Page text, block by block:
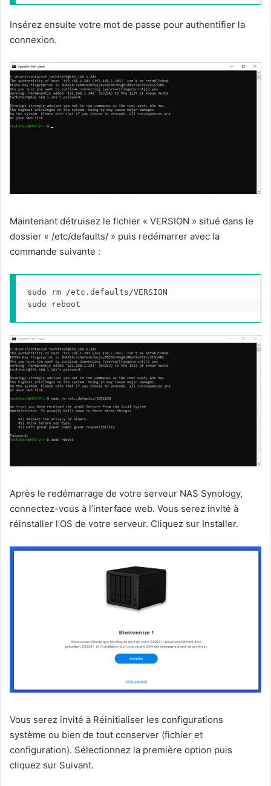
Insérez ensuite votre mot de passe pour authentifier la
connexion.
Maintenant détruisez le fichier « VERSION » situé dans le
dossier « /etc/defaults/ » puis redémarrer avec la
commande suivante :
sudo rm /etc.defaults/VERSION
sudo reboot
Après le redémarrage de votre serveur NAS Synology,
connectez-vous à l’interface web. Vous serez invité à
réinstaller l’OS de votre serveur. Cliquez sur Installer.
Vous serez invité à Réinitialiser les configurations
système ou bien de tout conserver (fichier et
configuration). Sélectionnez la première option puis
cliquez sur Suivant.